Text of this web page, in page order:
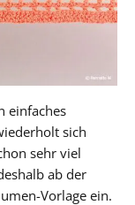
einfaches
sich
sehr viel
ab der
Vorlage ein.